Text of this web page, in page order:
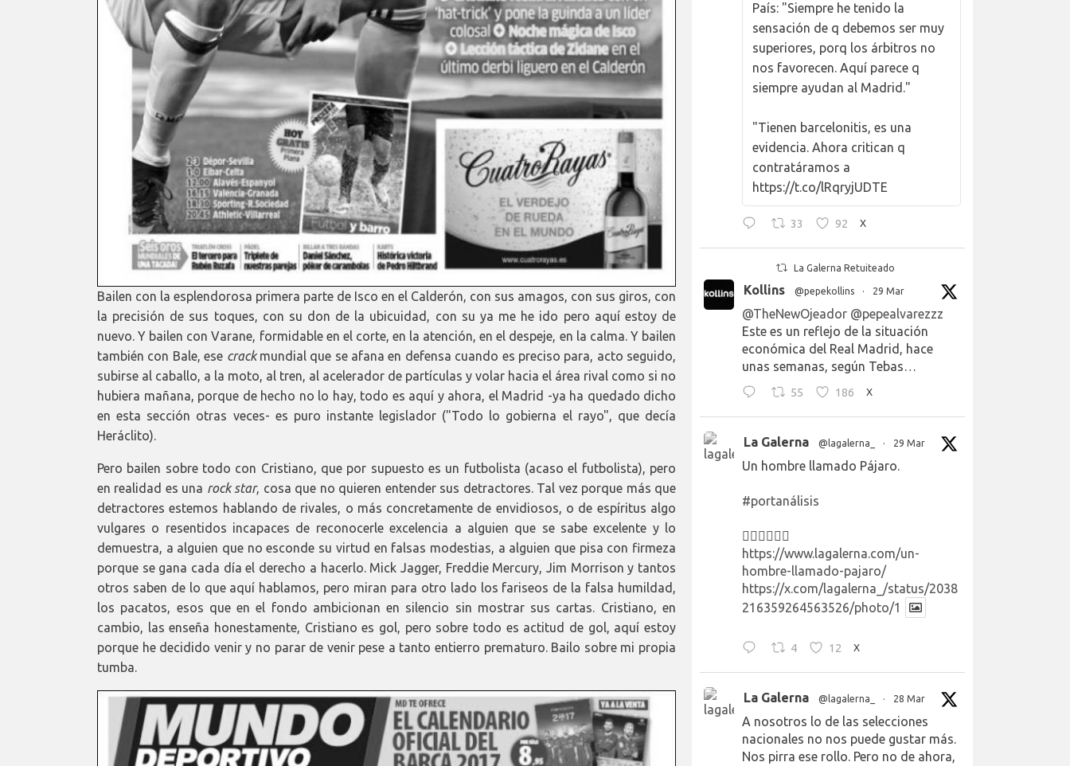
Bailen con la esplendorosa primera parte de Isco en el Calderón, con sus amagos, con sus giros, con
la precisión de sus toques, con su don de la ubicuidad, con su ya me he ido pero aquí estoy de
nuevo. Y bailen con Varane, formidable en el corte, en la atención, en el despeje, en la calma. Y bailen
también con Bale, ese crackmundial que se afana en defensa cuando es preciso para, acto seguido,
subirse al caballo, a la moto, al tren, al acelerador de partículas y volar hacia el área rival como si no
hubiera mañana, porque de hecho no lo hay, todo es aquí y ahora, el Madrid -ya ha quedado dicho
en esta sección otras veces- es puro instante legislador ("Todo lo gobierna el rayo", que decía
Heráclito).
Pero bailen sobre todo con Cristiano, que por supuesto es un futbolista (acaso el futbolista), pero
en realidad es una rock star, cosa que no quieren entender sus detractores. Tal vez porque más que
detractores estemos hablando de rivales, o más concretamente de envidiosos, o de espíritus algo
vulgares o resentidos incapaces de reconocerle excelencia a alguien que se sabe excelente y lo
demuestra, a alguien que no esconde su virtud en falsas modestias, a alguien que pisa con firmeza
porque se gana cada día el derecho a hacerlo. Mick Jagger, Freddie Mercury, Jim Morrison y tantos
otros saben de lo que aquí hablamos, pero miran para otro lado los fariseos de la falsa humildad,
los pacatos, esos que en el fondo ambicionan en silencio sin mostrar sus cartas. Cristiano, en
cambio, las enseña honestamente, Cristiano es gol, pero sobre todo es actitud de gol, aquí estoy
porque he decidido venir y no parar de venir pese a tanto entierro prematuro. Bailo sobre mi propia
tumba.
País: "Siempre he tenido la
sensación de q debemos ser muy
superiores, porq los árbitros no
nos favorecen. Aquí parece q
siempre ayudan al Madrid."
"Tienen barcelonitis, es una
evidencia. Ahora critican q
contratáramos a
https://t.co/lRqryjUDTE
33 92 X
La Galerna Retuiteado
Kollins @pepekollins · 29 Mar
@TheNewOjeador @pepealvarezzz
Este es un reflejo de la situación
económica del Real Madrid, hace
unas semanas, según Tebas…
55 186 X
La Galerna @lagalerna_ · 29 Mar
Un hombre llamado Pájaro.
#portanálisis
👉🏻👉🏻👉🏻
https://www.lagalerna.com/un-
hombre-llamado-pajaro/
https://x.com/lagalerna_/status/2038
216359264563526/photo/1
4 12 X
La Galerna @lagalerna_ · 28 Mar
A nosotros lo de las selecciones
nacionales no nos puede gustar más.
Nos pirra ese rollo. Pero no de ahora,